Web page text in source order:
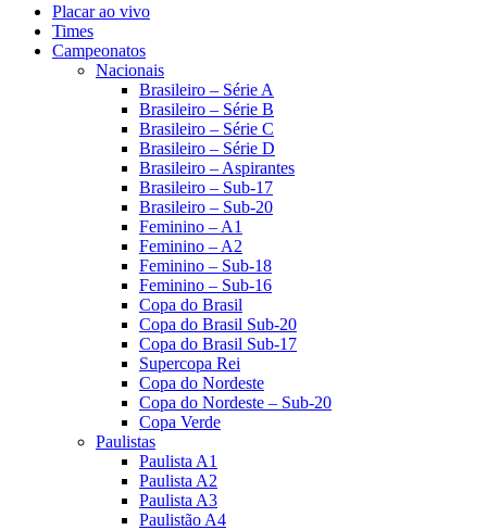
Placar ao vivo
Times
Campeonatos
Nacionais
Brasileiro – Série A
Brasileiro – Série B
Brasileiro – Série C
Brasileiro – Série D
Brasileiro – Aspirantes
Brasileiro – Sub-17
Brasileiro – Sub-20
Feminino – A1
Feminino – A2
Feminino – Sub-18
Feminino – Sub-16
Copa do Brasil
Copa do Brasil Sub-20
Copa do Brasil Sub-17
Supercopa Rei
Copa do Nordeste
Copa do Nordeste – Sub-20
Copa Verde
Paulistas
Paulista A1
Paulista A2
Paulista A3
Paulistão A4